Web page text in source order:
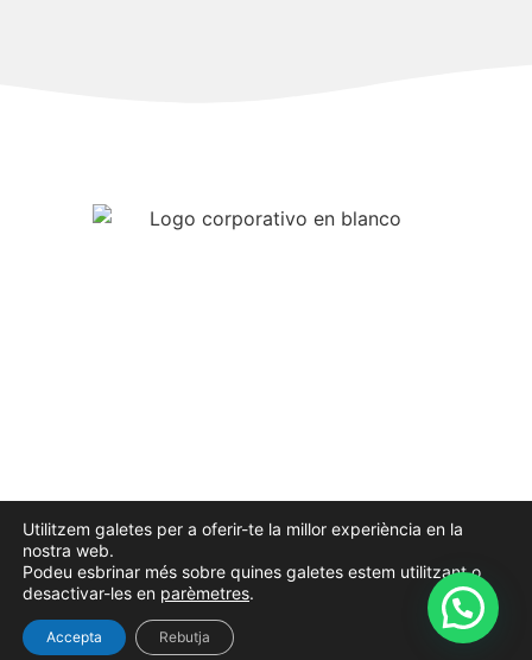
© ImmoRambla – All rights reserved
Diseño web realizado por@inmopartner
¿ERES PROPIETARIO?
Utilitzem galetes per a oferir-te la millor experiència en la
nostra web.
Podeu esbrinar més sobre quines galetes estem utilitzant o
desactivar-les en parèmetres.
Accepta Rebutja